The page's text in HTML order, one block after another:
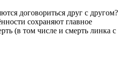
договориться друг с другом?
сохраняют главное
(в том числе и смерть линка с